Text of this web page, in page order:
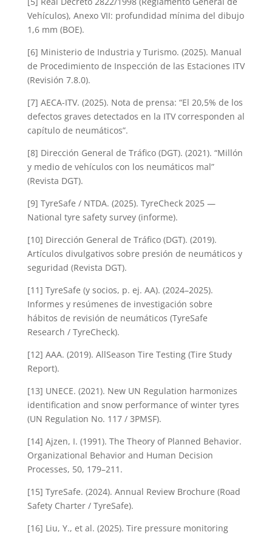
Vehículos), Anexo VII: profundidad mínima del dibujo
1,6 mm (BOE).
[6] Ministerio de Industria y Turismo. (2025). Manual
de Procedimiento de Inspección de las Estaciones ITV
(Revisión 7.8.0).
[7] AECA-ITV. (2025). Nota de prensa: “El 20,5% de los
defectos graves detectados en la ITV corresponden al
capítulo de neumáticos”.
[8] Dirección General de Tráfico (DGT). (2021). “Millón
y medio de vehículos con los neumáticos mal”
(Revista DGT).
[9] TyreSafe / NTDA. (2025). TyreCheck 2025 —
National tyre safety survey (informe).
[10] Dirección General de Tráfico (DGT). (2019).
Artículos divulgativos sobre presión de neumáticos y
seguridad (Revista DGT).
[11] TyreSafe (y socios, p. ej. AA). (2024–2025).
Informes y resúmenes de investigación sobre
hábitos de revisión de neumáticos (TyreSafe
Research / TyreCheck).
[12] AAA. (2019). AllSeason Tire Testing (Tire Study
Report).
[13] UNECE. (2021). New UN Regulation harmonizes
identification and snow performance of winter tyres
(UN Regulation No. 117 / 3PMSF).
[14] Ajzen, I. (1991). The Theory of Planned Behavior.
Organizational Behavior and Human Decision
Processes, 50, 179–211.
[15] TyreSafe. (2024). Annual Review Brochure (Road
Safety Charter / TyreSafe).
[16] Liu, Y., et al. (2025). Tire pressure monitoring